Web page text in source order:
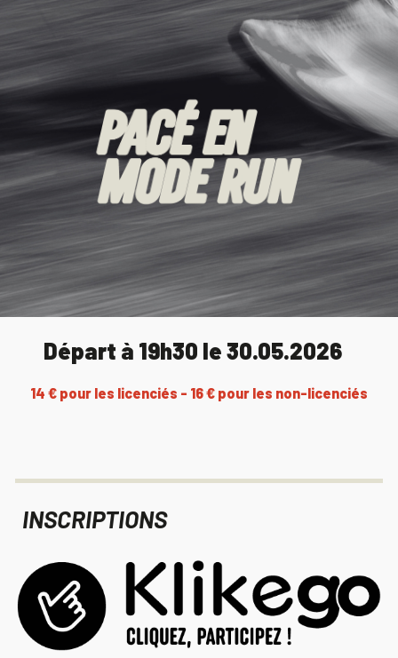
Départ à 19h30 le 30.05.2026
14 € pour les licenciés - 16 € pour les non-licenciés
INSCRIPTIONS